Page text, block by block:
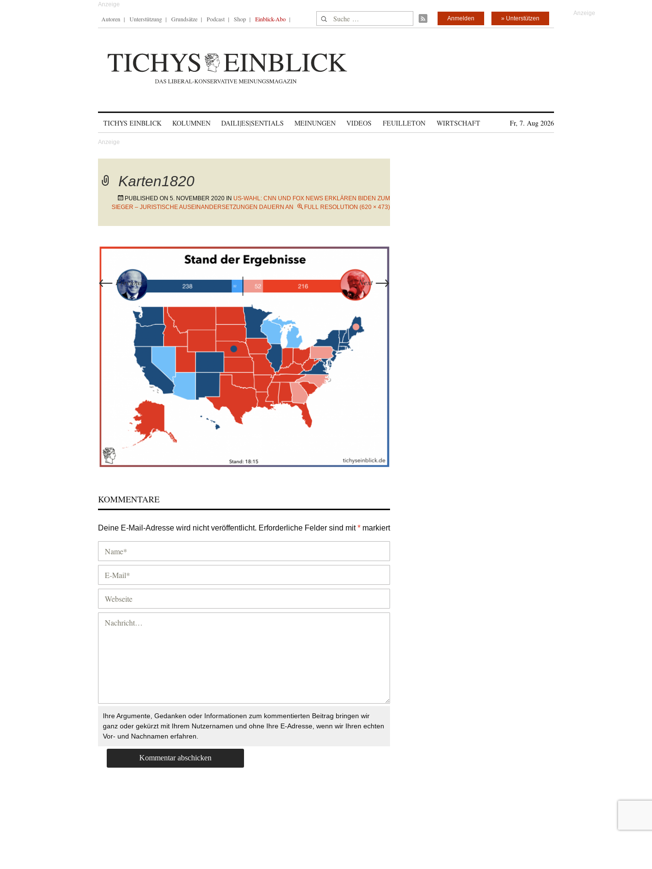
Autoren Unterstützung Grundsätze Podcast Shop Einblick-Abo Suche nach: » Unterstützen
Anmelden
TICHYS EINBLICK KOLUMNEN DAILI|ES|SENTIALS MEINUNGEN VIDEOS FEUILLETON WIRTSCHAFT Fr, 7. Aug 2026
Karten1820
PUBLISHED ON 5. NOVEMBER 2020 IN US-WAHL: CNN UND FOX NEWS ERKLÄREN BIDEN ZUM
SIEGER – JURISTISCHE AUSEINANDERSETZUNGEN DAUERN AN
FULL RESOLUTION (620 × 473)
← Previous Next →
KOMMENTARE
Deine E-Mail-Adresse wird nicht veröffentlicht. Erforderliche Felder sind mit* markiert
Ihre Argumente, Gedanken oder Informationen zum kommentierten Beitrag bringen wir
ganz oder gekürzt mit Ihrem Nutzernamen und ohne Ihre E-Adresse, wenn wir Ihren echten
Vor- und Nachnamen erfahren.